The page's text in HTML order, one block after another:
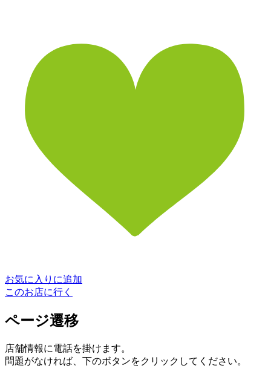
お気に入りに追加
このお店に行く
ページ遷移
店舗情報に電話を掛けます。
問題がなければ、下のボタンをクリックしてください。